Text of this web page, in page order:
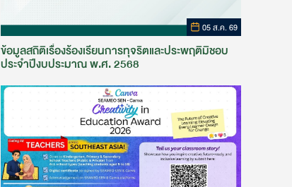
05 ส.ค. 69
ข้อมูลสถิติเรื่องร้องเรียนการทุจริตและประพฤติมิชอบ
ประจำปีงบประมาณ พ.ศ. 2568